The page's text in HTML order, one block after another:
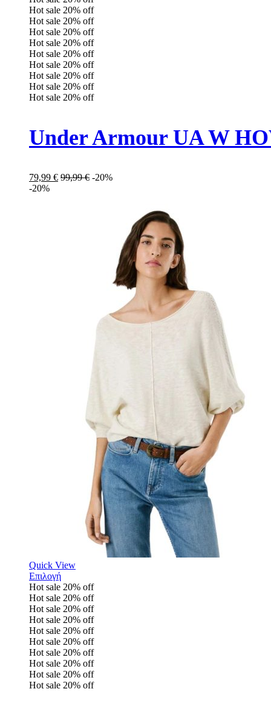
Hot sale 20% off
Hot sale 20% off
Hot sale 20% off
Hot sale 20% off
Hot sale 20% off
Hot sale 20% off
Hot sale 20% off
Hot sale 20% off
Hot sale 20% off
79,99 € 99,99€ -20%
-20%
Quick View
Επιλογή
Hot sale 20% off
Hot sale 20% off
Hot sale 20% off
Hot sale 20% off
Hot sale 20% off
Hot sale 20% off
Hot sale 20% off
Hot sale 20% off
Hot sale 20% off
Hot sale 20% off